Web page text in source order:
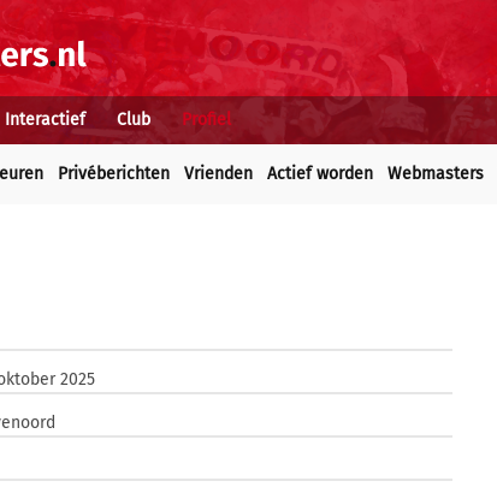
Interactief Club Profiel
Privéberichten Vrienden Actief worden Webmasters
2025